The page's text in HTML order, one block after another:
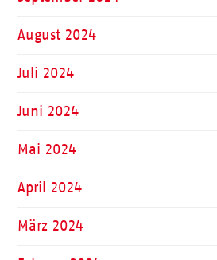
August 2024
Juli 2024
Juni 2024
Mai 2024
April 2024
März 2024